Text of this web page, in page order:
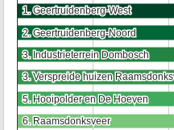
1. Geertruidenberg-West
1. Geertruidenberg-West
2. Geertruidenberg-Noord
2. Geertruidenberg-Noord
3. Industrieterrein Dombosch
3. Industrieterrein Dombosch
3. Verspreide huizen
3. Verspreide huizen
5. Hooipolder en De Hoeven
5. Hooipolder en De Hoeven
6. Raamsdonksveer
6. Raamsdonksveer